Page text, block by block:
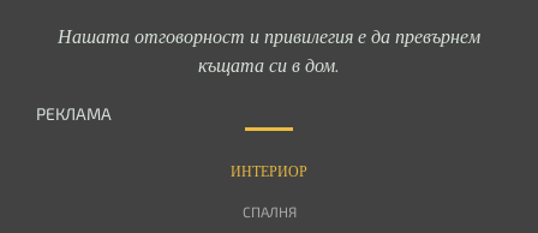
Нашата отговорност и привилегия е да превърнем
къщата си в дом.
РЕКЛАМА
ИНТЕРИОР
СПАЛНЯ